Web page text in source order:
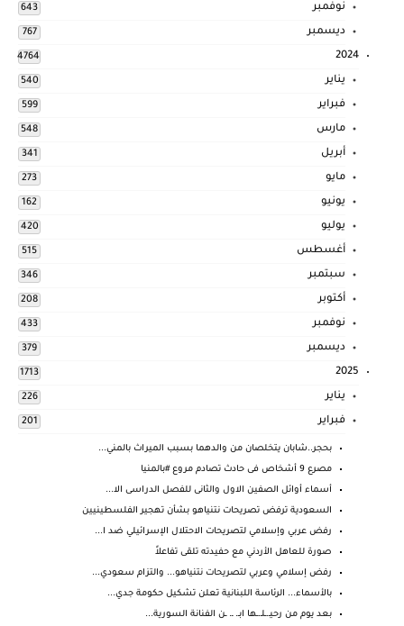
نوفمبر 643
ديسمبر 767
2024
4764
يناير 540
فبراير 599
مارس 548
أبريل 341
مايو 273
يونيو 162
يوليو 420
أغسطس 515
سبتمبر 346
أكتوبر 208
نوفمبر 433
ديسمبر 379
2025
1713
يناير 226
فبراير 201
بحجر..شابان يتخلصان من والدهما بسبب الميراث بالمني...
مصرع 9 أشخاص فى حادث تصادم مروع #بالمنيا
أسماء أوائل الصفين الاول والثانى للفصل الدراسى الا...
السعودية ترفض تصريحات نتنياهو بشأن تهجير الفلسطينيين
رفض عربي وإسلامي لتصريحات الاحتلال الإسرائيلي ضد ا...
صورة للعاهل الأردني مع حفيدته تلقى تفاعلاً
رفض إسلامي وعربي لتصريحات نتنياهو... والتزام سعودي...
بالأسماء... الرئاسة اللبنانية تعلن تشكيل حكومة جدي...
بعد يوم من رحيـ.ـلـ.ـها ابـ. ـ. ـن الفنانة السورية...